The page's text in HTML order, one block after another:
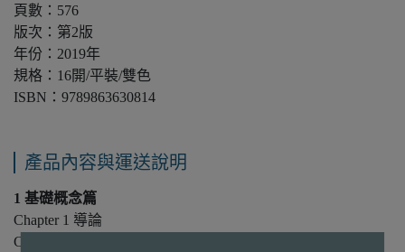
頁數：576
版次：第2版
年份：2019年
規格：16開/平裝/雙色
ISBN：9789863630814
產品內容與運送說明
1 基礎概念篇
Chapter 1 導論
Chapter 2 數字系統與資料表示法